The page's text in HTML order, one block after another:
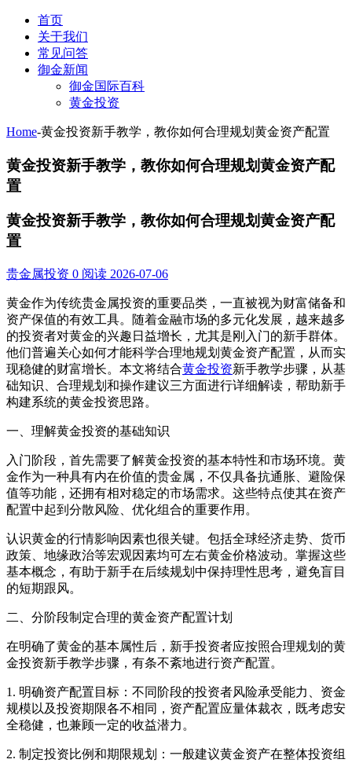
首页
关于我们
常见问答
御金新闻
御金国际百科
黄金投资
Home-黄金投资新手教学，教你如何合理规划黄金资产配置
黄金投资新手教学，教你如何合理规划黄金资产配
置
黄金投资新手教学，教你如何合理规划黄金资产配
置
贵金属投资 0 阅读 2026-07-06
黄金作为传统贵金属投资的重要品类，一直被视为财富储备和
资产保值的有效工具。随着金融市场的多元化发展，越来越多
的投资者对黄金的兴趣日益增长，尤其是刚入门的新手群体。
他们普遍关心如何才能科学合理地规划黄金资产配置，从而实
现稳健的财富增长。本文将结合黄金投资新手教学步骤，从基
础知识、合理规划和操作建议三方面进行详细解读，帮助新手
构建系统的黄金投资思路。
一、理解黄金投资的基础知识
入门阶段，首先需要了解黄金投资的基本特性和市场环境。黄
金作为一种具有内在价值的贵金属，不仅具备抗通胀、避险保
值等功能，还拥有相对稳定的市场需求。这些特点使其在资产
配置中起到分散风险、优化组合的重要作用。
认识黄金的行情影响因素也很关键。包括全球经济走势、货币
政策、地缘政治等宏观因素均可左右黄金价格波动。掌握这些
基本概念，有助于新手在后续规划中保持理性思考，避免盲目
的短期跟风。
二、分阶段制定合理的黄金资产配置计划
在明确了黄金的基本属性后，新手投资者应按照合理规划的黄
金投资新手教学步骤，有条不紊地进行资产配置。
1. 明确资产配置目标：不同阶段的投资者风险承受能力、资金
规模以及投资期限各不相同，资产配置应量体裁衣，既考虑安
全稳健，也兼顾一定的收益潜力。
2. 制定投资比例和期限规划：一般建议黄金资产在整体投资组